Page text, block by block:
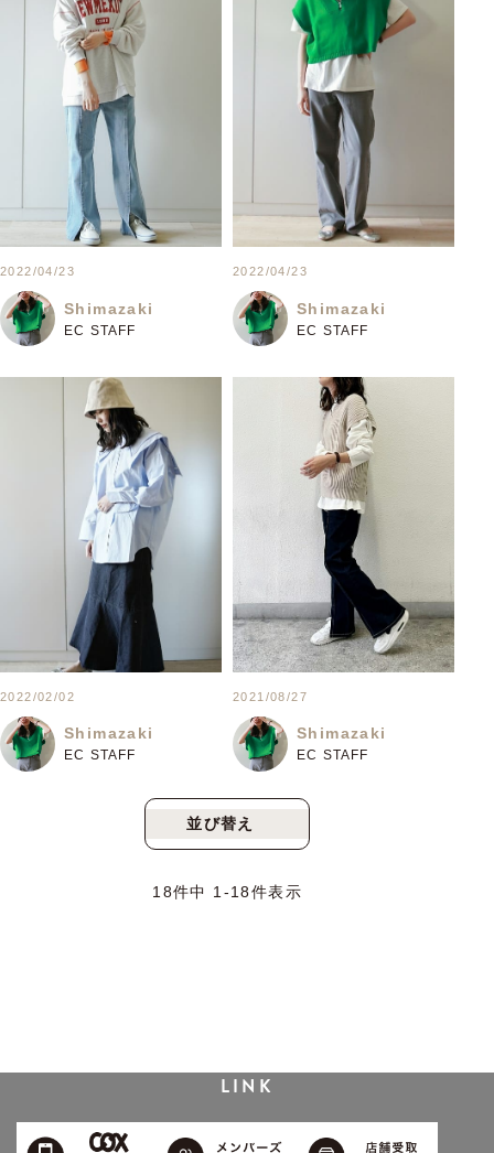
2022/04/23
Shimazaki
EC STAFF
2022/04/23
Shimazaki
EC STAFF
2022/02/02
Shimazaki
EC STAFF
2021/08/27
Shimazaki
EC STAFF
並び替え
18件中 1 -18件表示
LINK